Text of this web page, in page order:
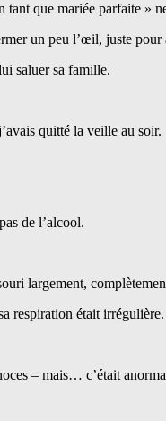
que mariée parfaite »
un peu l’œil, juste
saluer sa famille.
quitté la veille au soir.
de l’alcool.
largement,
respiration était irrégulière.
– mais… c’était